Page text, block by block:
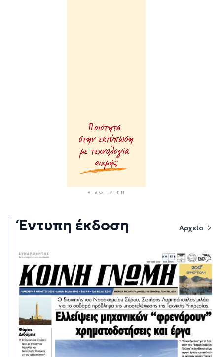
ΔΙΑΦΉΜΙΣΗ
Έντυπη έκδοση Αρχείο